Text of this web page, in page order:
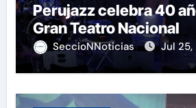
Perujazz celebra 40
Gran Teatro Nacional
SeccioNNoticias Jul 25,